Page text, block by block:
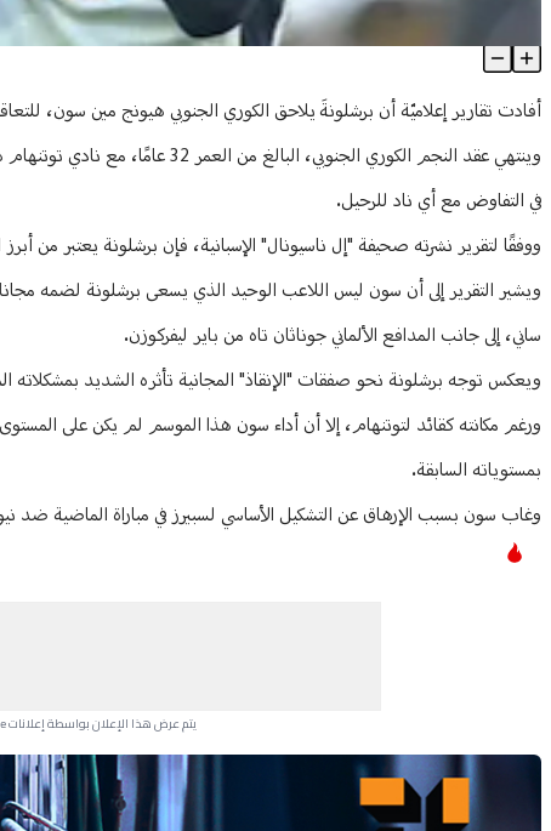
سون ينضم لصفقات إنقاذ برشلونة
Article Content
أفادت تقارير إعلاميّة أن برشلونةَ يلاحق الكوري الجنوبي هيونج مين سون،
وينتهي عقد النجم الكوري
في التفاوض مع أي ناد للرحيل.
ووفقًا لتقرير نشرته صحيفة "إل ناسيونال" الإسبانية، فإن برشلونة يعتبر من
ويشير التقرير إلى أن سون ليس اللاعب الوحيد الذي يسعى برشلونة لضمه
ساني، إلى جانب المدافع الألماني جوناثان تاه من باير ليفركوزن.
ويعكس توجه برشلونة نحو صفقات "الإنقاذ" المجانية تأثره الشديد بمشكلاته
بمستوياته السابقة.
وغاب سون بسبب الإرهاق عن التشكيل الأساسي لسبيرز في مباراة الماضية ضد
يتم عرض هذا الإعلان بواسطة إعلانات Google، ولا يتحكم موقعنا في الإعلانات التي تظهر لكل مستخدم.
Advertisement Section